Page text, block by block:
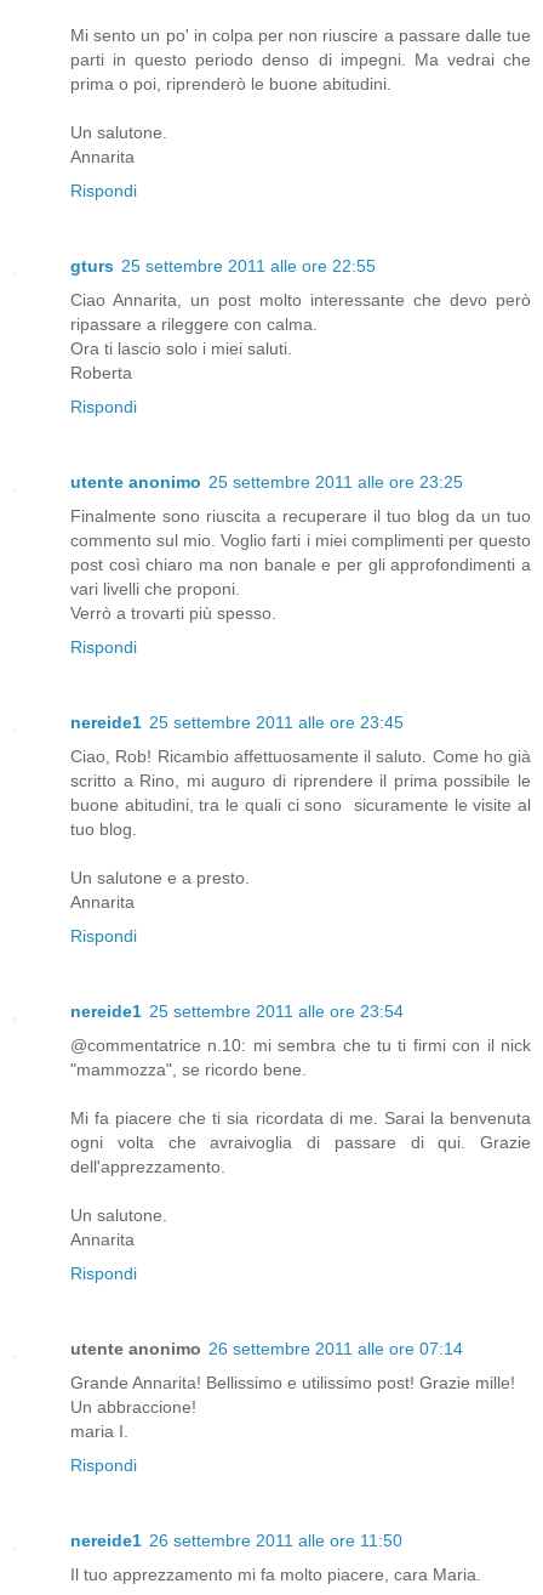
Mi sento un po' in colpa per non riuscire a passare dalle tue
parti in questo periodo denso di impegni. Ma vedrai che
prima o poi, riprenderò le buone abitudini.
Un salutone.
Annarita
Rispondi
gturs 25 settembre 2011 alle ore 22:55
Ciao Annarita, un post molto interessante che devo però
ripassare a rileggere con calma.
Ora ti lascio solo i miei saluti.
Roberta
Rispondi
utente anonimo 25 settembre 2011 alle ore 23:25
Finalmente sono riuscita a recuperare il tuo blog da un tuo
commento sul mio. Voglio farti i miei complimenti per questo
post così chiaro ma non banale e per gli approfondimenti a
vari livelli che proponi.
Verrò a trovarti più spesso.
Rispondi
nereide1 25 settembre 2011 alle ore 23:45
Ciao, Rob! Ricambio affettuosamente il saluto. Come ho già
scritto a Rino, mi auguro di riprendere il prima possibile le
buone abitudini, tra le quali ci sono sicuramente le visite al
tuo blog.
Un salutone e a presto.
Annarita
Rispondi
nereide1 25 settembre 2011 alle ore 23:54
@commentatrice n.10: mi sembra che tu ti firmi con il nick
"mammozza", se ricordo bene.
Mi fa piacere che ti sia ricordata di me. Sarai la benvenuta
ogni volta che avraivoglia di passare di qui. Grazie
dell'apprezzamento.
Un salutone.
Annarita
Rispondi
utente anonimo 26 settembre 2011 alle ore 07:14
Grande Annarita! Bellissimo e utilissimo post! Grazie mille!
Un abbraccione!
maria I.
Rispondi
nereide1 26 settembre 2011 alle ore 11:50
Il tuo apprezzamento mi fa molto piacere, cara Maria.